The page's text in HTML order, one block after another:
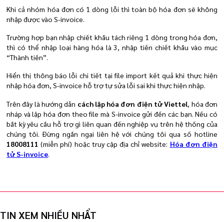
Khi cả nhóm hóa đơn có 1 dòng lỗi thì toàn bộ hóa đơn sẽ không
nhập được vào S-invoice.
Trường hợp bạn nhập chiết khấu tách riêng 1 dòng trong hóa đơn,
thì có thể nhập loại hàng hóa là 3, nhập tiền chiết khấu vào mục
“Thành tiền”.
Hiển thị thông báo lỗi chi tiết tại file import kết quả khi thực hiện
nhập hóa đơn, S-invoice hỗ trợ tự sửa lỗi sai khi thực hiện nhập.
Trên đây là hướng dẫn cách lập hóa đơn điện tử Viettel, hóa đơn
nháp và lập hóa đơn theo file mà S-invoice gửi đến các bạn. Nếu có
bất kỳ yêu cầu hỗ trợ gì liên quan đến nghiệp vụ trên hệ thống của
chúng tôi. Đừng ngần ngại liên hệ với chúng tôi qua số hotline
18008111 (miễn phí) hoặc truy cập địa chỉ website: Hóa đơn điện
tử S-invoice.
TIN XEM NHIỀU NHẨT